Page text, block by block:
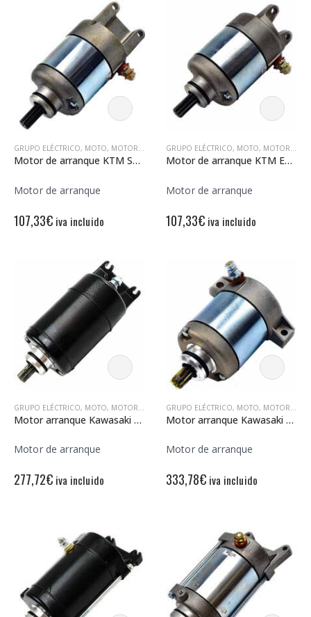
GRUPO ELÉCTRICO, MOTO, MOTORES DE ARRANQUE
Motor de arranque KTM SXF450-505 12V – 9 Dientes – Rotación derecha
Motor de arranque
107,33€ iva incluido
GRUPO ELÉCTRICO, MOTO, MOTORES DE ARRANQUE
Motor de arranque KTM EXCF250 12V – 9 Dientes – Rotación derecha
Motor de arranque
107,33€ iva incluido
GRUPO ELÉCTRICO, MOTO, MOTORES DE ARRANQUE
Motor arranque Kawasaki ER6-F N 12V – 9 Dientes – Rotación derecha
Motor de arranque
277,72€ iva incluido
GRUPO ELÉCTRICO, MOTO, MOTORES DE ARRANQUE
Motor arranque Kawasaki KLXR 450 12V – 9 Dientes – Rotación derecha
Motor de arranque
333,78€ iva incluido